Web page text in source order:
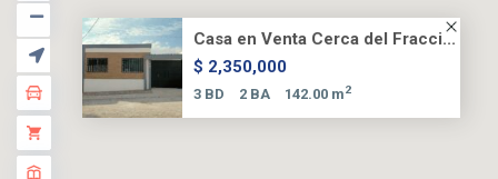
Casa en Venta Cerca del Fracci...
$ 2,350,000
3 BD 2 BA 142.00 m2